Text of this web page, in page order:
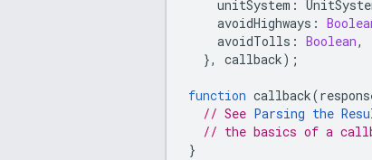
unitSystem :
avoidHighways :
avoidTolls : Boolean,
},
callback);
function callback(
// See Parsing the
// the basics of a
}